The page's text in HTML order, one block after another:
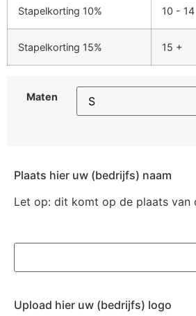
Stapelkorting 10% 10 - 14
Stapelkorting 15% 15 +
Maten
Plaats hier uw (bedrijfs) naam
Let op: dit komt op de plaats van
Upload hier uw (bedrijfs) logo